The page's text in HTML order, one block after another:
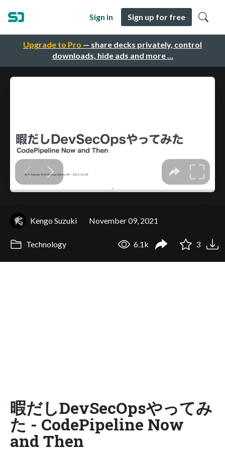
Upgrade to Pro — share decks privately, control
downloads, hide ads and more …
Sign in Sign up for free
Kengo Suzuki November 09, 2021
Technology 6.1k 3
暇だしDevSecOpsやってみ
た - CodePipeline Now
and Then